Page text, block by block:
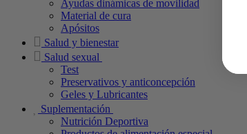
Ayudas dinámicas de movilidad
Material de cura
Apósitos
Salud y bienestar
Salud sexual
Test
Preservativos y anticoncepción
Geles y Lubricantes
Suplementación
Nutrición Deportiva